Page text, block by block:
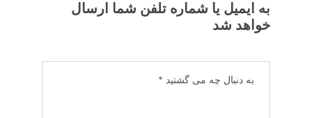
به ایمیل یا شماره تلفن شما ارسال
خواهد شد